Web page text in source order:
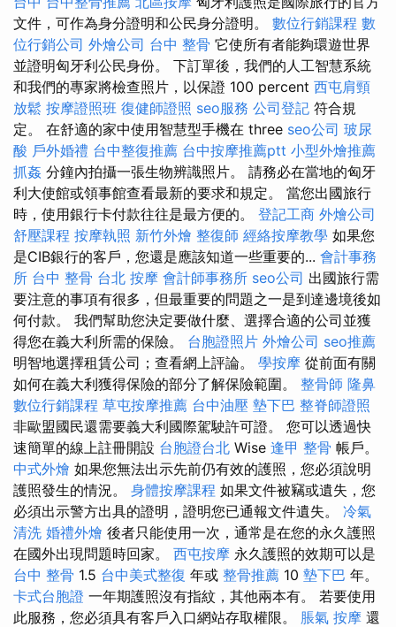
文件，可作為身分證明和公民身分證明。 數位行銷課程 數
位行銷公司 外燴公司 台中 整骨 它使所有者能夠環遊世界
並證明匈牙利公民身份。 下訂單後，我們的人工智慧系統
和我們的專家將檢查照片，以保證 100 percent 西屯肩頸
放鬆 按摩證照班 復健師證照 seo服務 公司登記 符合規
定。 在舒適的家中使用智慧型手機在 three seo公司 玻尿
酸 戶外婚禮 台中整復推薦 台中按摩推薦ptt 小型外燴推薦
抓姦 分鐘內拍攝一張生物辨識照片。 請務必在當地的匈牙
利大使館或領事館查看最新的要求和規定。 當您出國旅行
時，使用銀行卡付款往往是最方便的。 登記工商 外燴公司
舒壓課程 按摩執照 新竹外燴 整復師 經絡按摩教學 如果您
是CIB銀行的客戶，您還是應該知道一些重要的... 會計事務
所 台中 整骨 台北 按摩 會計師事務所 seo公司 出國旅行需
要注意的事項有很多，但最重要的問題之一是到達邊境後如
何付款。 我們幫助您決定要做什麼、選擇合適的公司並獲
得您在義大利所需的保險。 台胞證照片 外燴公司 seo推薦
明智地選擇租賃公司；查看網上評論。 學按摩 從前面有關
如何在義大利獲得保險的部分了解保險範圍。 整骨師 隆鼻
數位行銷課程 草屯按摩推薦 台中油壓 墊下巴 整脊師證照
非歐盟國民還需要義大利國際駕駛許可證。 您可以透過快
速簡單的線上註冊開設 台胞證台北 Wise 逢甲 整骨 帳戶。
中式外燴 如果您無法出示先前仍有效的護照，您必須說明
護照發生的情況。 身體按摩課程 如果文件被竊或遺失，您
必須出示警方出具的證明，證明您已通報文件遺失。 冷氣
清洗 婚禮外燴 後者只能使用一次，通常是在您的永久護照
在國外出現問題時回家。 西屯按摩 永久護照的效期可以是
台中 整骨 1.5 台中美式整復 年或 整骨推薦 10 墊下巴 年。
卡式台胞證 一年期護照沒有指紋，其他兩本有。 若要使用
此服務，您必須具有客戶入口網站存取權限。 脹氣 按摩 還